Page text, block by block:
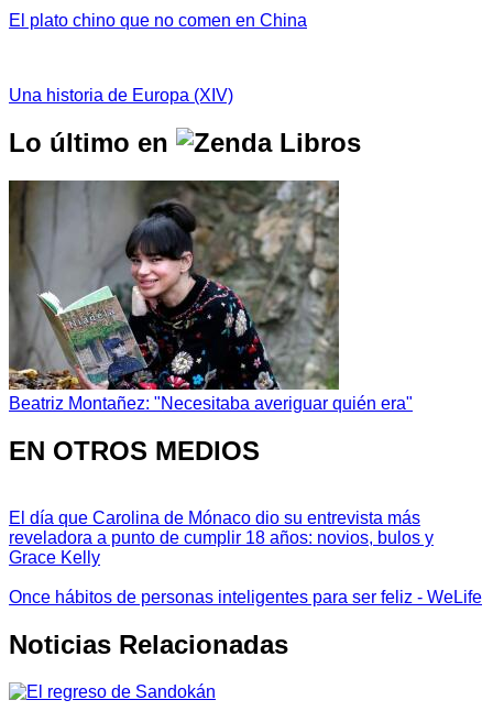
El plato chino que no comen en China
Una historia de Europa (XIV)
Lo último en
Beatriz Montañez: "Necesitaba averiguar quién era"
EN OTROS MEDIOS
El día que Carolina de Mónaco dio su entrevista más
reveladora a punto de cumplir 18 años: novios, bulos y
Grace Kelly
Once hábitos de personas inteligentes para ser feliz - WeLife
Noticias Relacionadas